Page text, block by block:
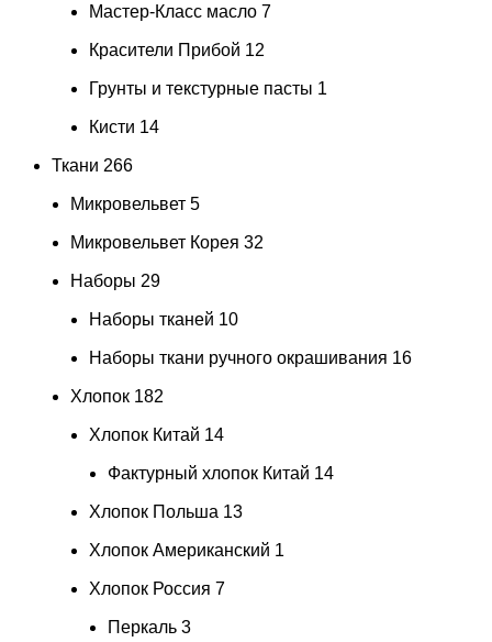
Мастер-Класс масло 7
Красители Прибой 12
Грунты и текстурные пасты 1
Кисти 14
Ткани 266
Микровельвет 5
Микровельвет Корея 32
Наборы 29
Наборы тканей 10
Наборы ткани ручного окрашивания 16
Хлопок 182
Хлопок Китай 14
Фактурный хлопок Китай 14
Хлопок Польша 13
Хлопок Американский 1
Хлопок Россия 7
Перкаль 3